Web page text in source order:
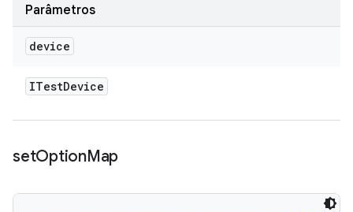
Parâmetros
device
ITestDevice
setOptionMap